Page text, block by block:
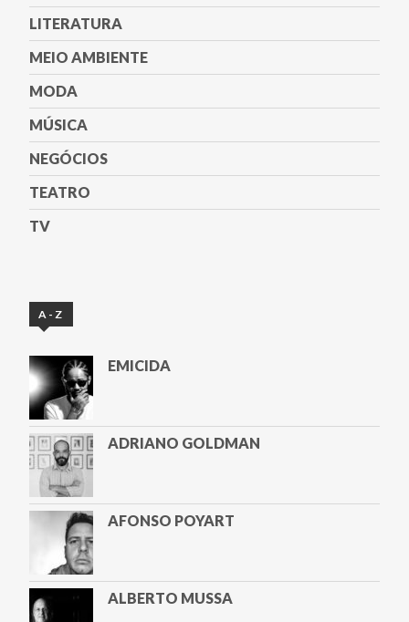
LITERATURA
MEIO AMBIENTE
MODA
MÚSICA
NEGÓCIOS
TEATRO
TV
A-Z
EMICIDA
ADRIANO GOLDMAN
AFONSO POYART
ALBERTO MUSSA